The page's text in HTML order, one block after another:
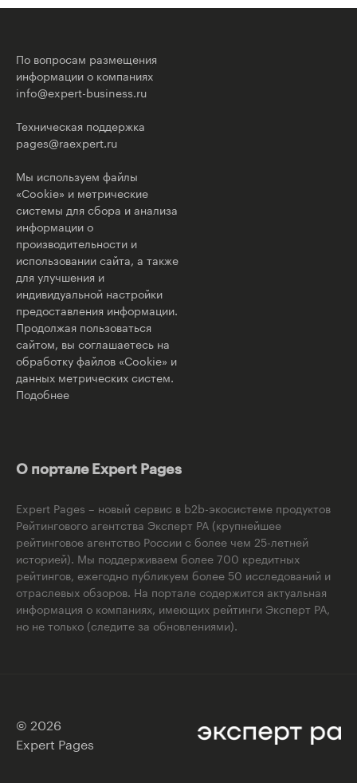
По вопросам размещения
информации о компаниях
info@expert-business.ru
Техническая поддержка
pages@raexpert.ru
Мы используем файлы
«Cookie» и метрические
системы для сбора и анализа
информации о
производительности и
использовании сайта, а также
для улучшения и
индивидуальной настройки
предоставления информации.
Продолжая пользоваться
сайтом, вы соглашаетесь на
обработку файлов «Cookie» и
данных метрических систем.
Подобнее
О портале Expert Pages
Expert Pages – новый сервис в b2b-экосистеме продуктов
Рейтингового агентства Эксперт РА (крупнейшее
рейтинговое агентство России с более чем 25-летней
историей). Мы поддерживаем более 700 кредитных
рейтингов, ежегодно публикуем более 50 исследований и
отраслевых обзоров. На портале содержится актуальная
информация о компаниях, имеющих рейтинги Эксперт РА,
но не только (следите за обновлениями).
© 2026
Expert Pages